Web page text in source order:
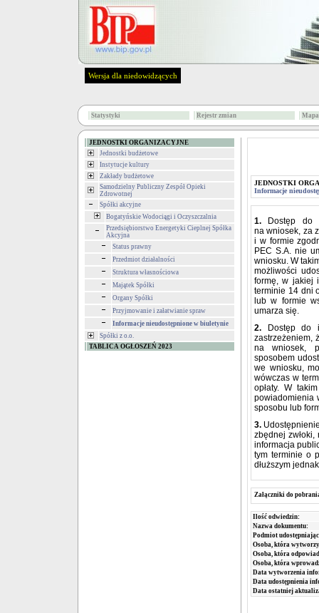
Wersja dla niedowidzących
Statystyki Rejestr zmian
JEDNOSTKI ORGANIZACYJNE
Jednostki budżetowe
Instytucje kultury
Zakłady budżetowe
Samodzielny Publiczny Zespół Opieki
Zdrowotnej
Spółki akcyjne
Bogatyńskie Wodociągi i Oczyszczalnia
Przedsiębiorstwo Energetyki Cieplnej Spółka
Akcyjna
Status prawny
Przedmiot działalności
Struktura własnościowa
Majątek Spółki
Organy Spółki
Przyjmowanie i załatwianie spraw
Informacje nieudostępnione w biuletynie
Spółki z o.o.
TABLICA OGŁOSZEŃ 2023
JEDNOSTKI
Informacje
1.
Dostęp do
na wniosek, za
i w formie
PEC S.A. nie
wniosku. W
możliwości
formę, w jakiej
terminie 14 dni
lub w formie
umarza się.
2.
Dostęp do
zastrzeżeniem,
na wniosek,
sposobem
we wniosku,
wówczas w
opłaty. W
powiadomienia
sposobu lub
3.
zbędnej
informacja
tym terminie o
dłuższym
Załączniki do
Ilość odwiedzin:
Nazwa dokumentu:
Podmiot
Osoba, która
Osoba, która
Osoba, która
Data wytworzenia
Data udostępnienia
Data ostatniej